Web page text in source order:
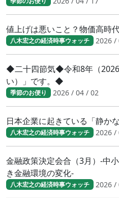
値上げは悪いこと？物価高時
八木宏之の経済時事ウォッチ 2026 /
◆二十四節気◆令和8年（
い）」です。◆
季節のお便り 2026 / 04 / 02
日本企業に起きている「静かな
八木宏之の経済時事ウォッチ 2026 /
金融政策決定会合（3月）-中
き金融環境の変化-
八木宏之の経済時事ウォッチ 2026 /